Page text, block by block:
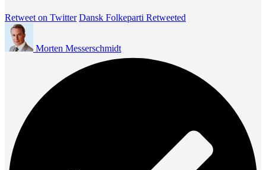
Retweet on Twitter Dansk Folkeparti Retweeted
Morten Messerschmidt